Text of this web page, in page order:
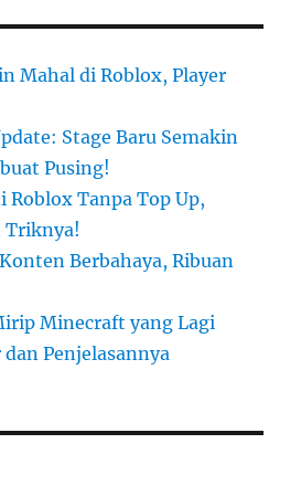
Mahal di Roblox, Player
Stage Baru Semakin
Pusing!
Roblox Tanpa Top Up,
Triknya!
Berbahaya, Ribuan
Minecraft yang Lagi
Penjelasannya